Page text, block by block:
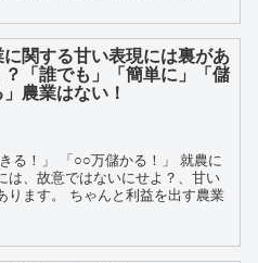
に関する甘い表現には裏があ
？「誰でも」「簡単に」「儲
農業はない！
る！」 「○○万儲かる！」 就農に
は、故意ではないにせよ？、甘い
ります。 ちゃんと利益を出す農業